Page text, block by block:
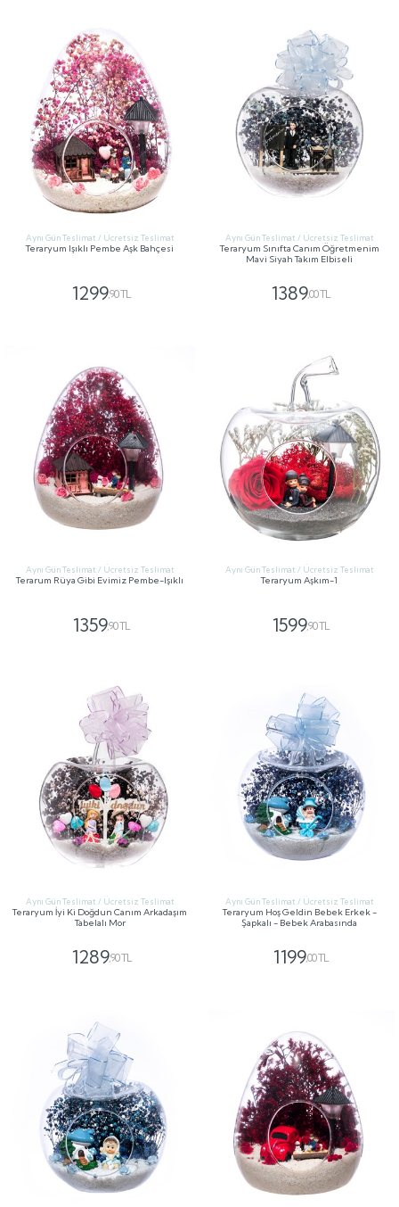
Aynı Gün Teslimat / Ücretsiz Teslimat
Teraryum Işıklı Pembe Aşk Bahçesi
1299,90 TL
Aynı Gün Teslimat / Ücretsiz Teslimat
Teraryum Sınıfta Canım Öğretmenim
Mavi Siyah Takım Elbiseli
1389,00 TL
Aynı Gün Teslimat / Ücretsiz Teslimat
Terarum Rüya Gibi Evimiz Pembe-Işıklı
1359,90 TL
Aynı Gün Teslimat / Ücretsiz Teslimat
Teraryum Aşkım-1
1599,90 TL
Aynı Gün Teslimat / Ücretsiz Teslimat
Teraryum İyi Ki Doğdun Canım Arkadaşım
Tabelalı Mor
1289,90 TL
Aynı Gün Teslimat / Ücretsiz Teslimat
Teraryum Hoş Geldin Bebek Erkek -
Şapkalı - Bebek Arabasında
1199,00 TL